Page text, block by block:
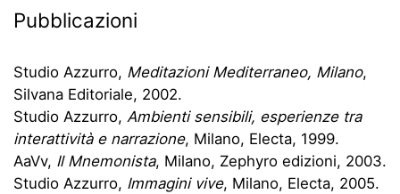
Pubblicazioni
Studio Azzurro, Meditazioni Mediterraneo, Milano,
Silvana Editoriale, 2002.
Studio Azzurro, Ambienti sensibili, esperienze tra
interattività e narrazione, Milano, Electa, 1999.
AaVv, Il Mnemonista, Milano, Zephyro edizioni, 2003.
Studio Azzurro, Immagini vive, Milano, Electa, 2005.